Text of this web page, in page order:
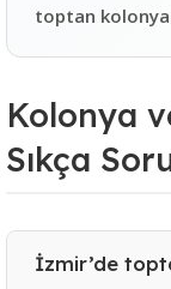
toptan kolonya
Kolonya
Sıkça
İzmir’de